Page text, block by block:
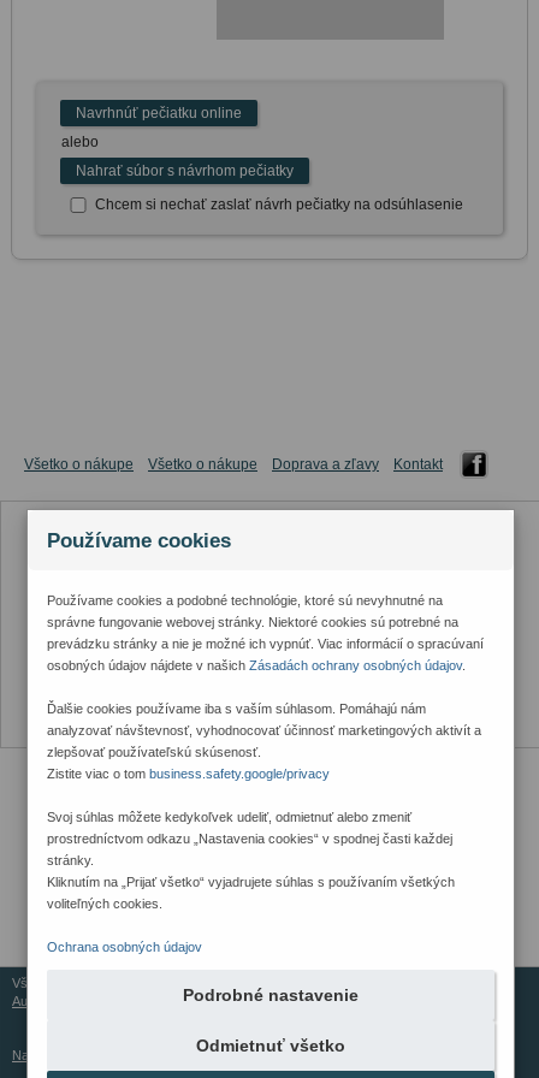
Navrhnúť pečiatku online
alebo
Nahrať súbor s návrhom pečiatky
Chcem si nechať zaslať návrh pečiatky na odsúhlasenie
Všetko o nákupe Všetko o nákupe Doprava a zľavy Kontakt
Všetky práva vyhradené © 2026
Aureus Services
Nastavenia cookies
Používame cookies
Používame cookies a podobné technológie, ktoré sú nevyhnutné na
správne fungovanie webovej stránky. Niektoré cookies sú potrebné na
prevádzku stránky a nie je možné ich vypnúť. Viac informácií o spracúvaní
osobných údajov nájdete v našichZásadách ochrany osobných údajov.
Ďalšie cookies používame iba s vaším súhlasom. Pomáhajú nám
analyzovať návštevnosť, vyhodnocovať účinnosť marketingových aktivít a
zlepšovať používateľskú skúsenosť.
Zistite viac o tombusiness.safety.google/privacy
Svoj súhlas môžete kedykoľvek udeliť, odmietnuť alebo zmeniť
prostredníctvom odkazu „Nastavenia cookies“ v spodnej časti každej
stránky.
Kliknutím na „Prijať všetko“ vyjadrujete súhlas s používaním všetkých
voliteľných cookies.
Ochrana osobných údajov
Podrobné nastavenie
Odmietnuť všetko